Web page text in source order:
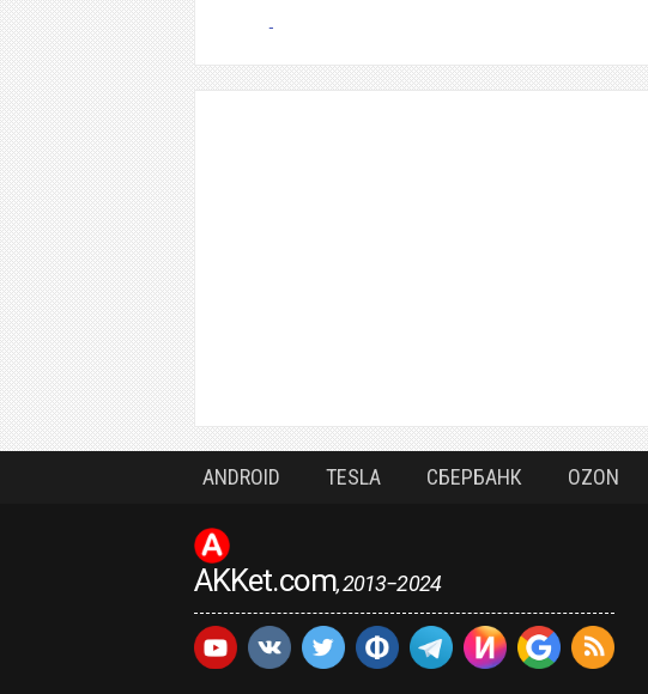
ANDROID TESLA СБЕРБАНК OZON
AKKet.com, 2013−2024